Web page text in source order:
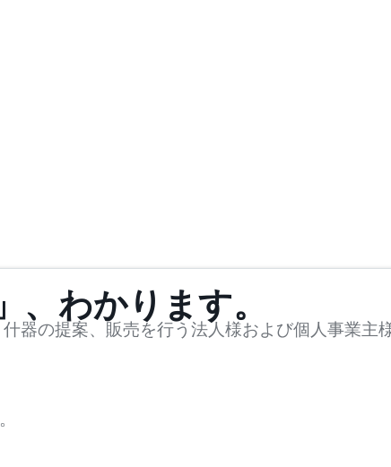
、わかります。
器の提案、販売を行う法人様および個人事業主